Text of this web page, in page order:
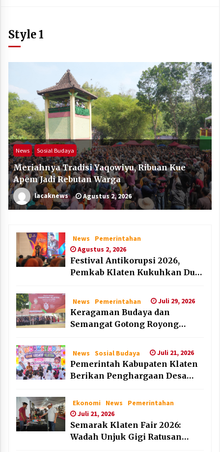
Style 1
News Sosial Budaya
Meriahnya Tradisi Yaqowiyu, Ribuan Kue
Apem Jadi Rebutan Warga
lacaknews Agustus 2, 2026
News
Pemerintahan
Agustus 2, 2026
Festival Antikorupsi 2026,
Pemkab Klaten Kukuhkan Duta
News Pemerintahan Juli 29, 2026
Keragaman Budaya dan
Semangat Gotong Royong
News Sosial Budaya Juli 21, 2026
Pemerintah Kabupaten Klaten
Berikan Penghargaan Desa
HAN 2026
Ekonomi News
Pemerintahan
Juli 21, 2026
Semarak Klaten Fair 2026:
Wadah Unjuk Gigi Ratusan